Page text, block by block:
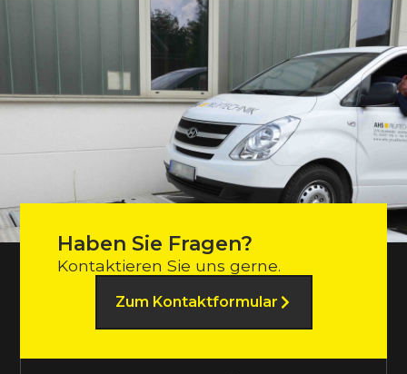
Haben Sie Fragen?
Kontaktieren Sie uns gerne.
Zum Kontaktformular